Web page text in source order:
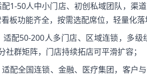
1-50人中小门店、初创私域团队，渠
板功能齐全，按需选配席位，轻量化
适配50-200人多门店、区域连锁，多
社群矩阵，门店持续拓店可平滑扩容；
适配全国连锁、金融、医疗集团，客户